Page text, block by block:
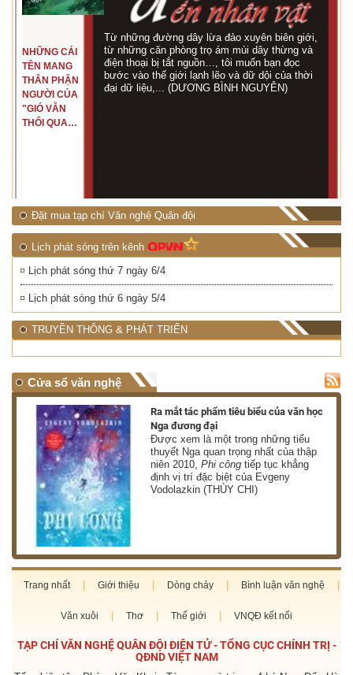
NHỮNG CÁI
TÊN MANG
THÂN PHẬN
NGƯỜI CỦA
"GIÓ VẪN
THỔI QUA
Từ những đường dây lừa đảo xuyên biên giới,
từ những căn phòng trọ ám mùi dây thừng và
điện thoại bị tắt nguồn…, tôi muốn bạn đọc
bước vào thế giới lạnh lẽo và dữ dội của thời
đại dữ liệu,... (DƯƠNG BÌNH NGUYÊN)
Đặt mua tạp chí Văn nghệ Quân đội
Lịch phát sóng trên kênh
Lịch phát sóng thứ 7 ngày 6/4
Lịch phát sóng thứ 6 ngày 5/4
TRUYỀN THÔNG & PHÁT TRIỂN
Cửa sổ văn nghệ
Ra mắt tác phẩm tiêu biểu của văn học
Nga đương đại
Được xem là một trong những tiểu
thuyết Nga quan trọng nhất của thập
niên 2010,Phi công tiếp tục khẳng
định vị trí đặc biệt của Evgeny
Vodolazkin (THÙY CHI)
Trang nhất Giới thiệu Dòng chảy Bình luận văn nghệ
Văn xuôi Thơ Thế giới VNQĐ kết nối
TẠP CHÍ VĂN NGHỆ QUÂN ĐỘI ĐIỆN TỬ - TỔNG CỤC CHÍNH TRỊ -
QĐND VIỆT NAM